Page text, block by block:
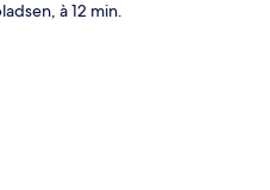
à 12 min.